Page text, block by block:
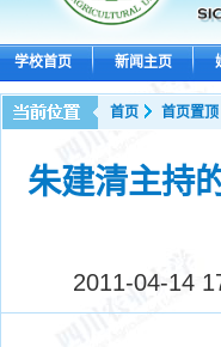
学校首页 新闻主页
首页 首页置顶
朱建清主持
2011-04-14